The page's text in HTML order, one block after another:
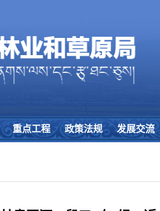
重点工程 政策法规 发展交流